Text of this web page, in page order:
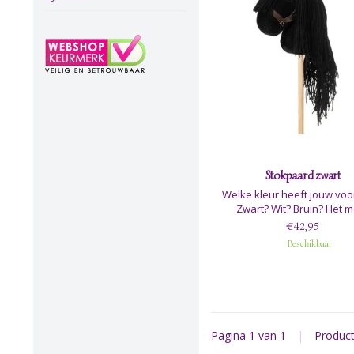
Stokpaard zwart
Welke kleur heeft jouw
Zwart? Wit? Bruin? Het
ByASTRUP heeft de
stokpaardjes ontworpen
kinderen die van paarden
€42,95
Beschikbaar
Pagina 1 van 1 |